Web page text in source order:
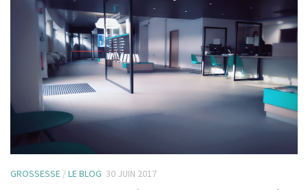
GROSSESSE /LE BLOG 30 JUIN 2017